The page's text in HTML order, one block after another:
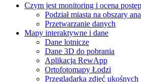
Czym jest monitoring i ocena
Podział miasta na obszary
Przetwarzanie danych
Mapy interaktywne i dane
Dane lotnicze
Dane 3D do pobrania
Aplikacja RewApp
Ortofotomapy Łodzi
Przeglądarka zdjęć ukośnych